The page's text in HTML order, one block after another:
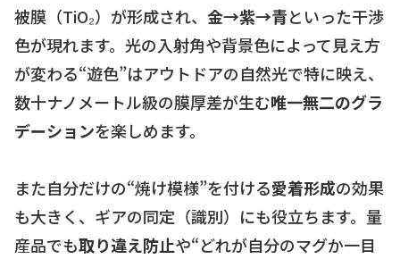
被膜（TiO₂）が形成され、 金→紫→青といった干渉
色が現れます。光の入射角や背景色によって見え方
が変わる“遊色”はアウトドアの自然光で特に映え、
数十ナノメートル級の膜厚差が生む唯一無二のグラ
デーションを楽しめます。
また自分だけの“焼け模様”を付ける愛着形成の効果
も大きく、ギアの同定（識別）にも役立ちます。量
産品でも取り違え防止や“どれが自分のマグか一目